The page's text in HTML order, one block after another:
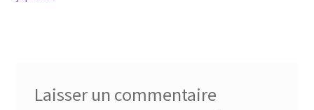
Laisser un commentaire